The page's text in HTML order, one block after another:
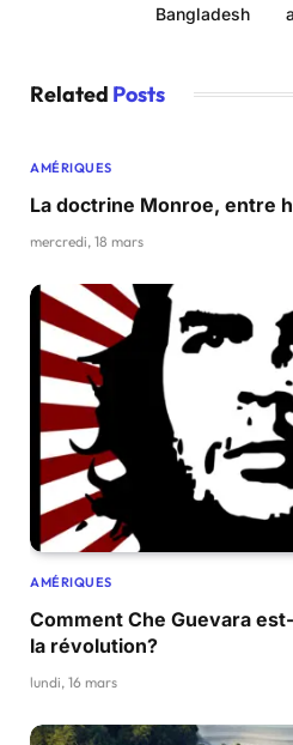
Bangladesh
Related Posts
AMÉRIQUES
La doctrine Monroe, entre
mercredi, 18 mars
AMÉRIQUES
Comment Che Guevara
la révolution?
lundi, 16 mars